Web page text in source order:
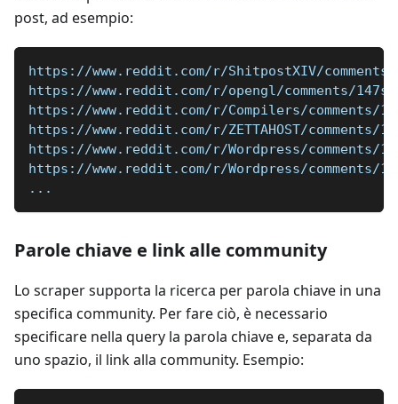
post, ad esempio:
https://www.reddit.com/r/ShitpostXIV/comments/
https://www.reddit.com/r/opengl/comments/
https://www.reddit.com/r/Compilers/comments/
https://www.reddit.com/r/ZETTAHOST/comments/
https://www.reddit.com/r/Wordpress/comments/
https://www.reddit.com/r/Wordpress/comments/
...
Parole chiave e link alle community
Lo scraper supporta la ricerca per parola chiave in una
specifica community. Per fare ciò, è necessario
specificare nella query la parola chiave e, separata da
uno spazio, il link alla community. Esempio: